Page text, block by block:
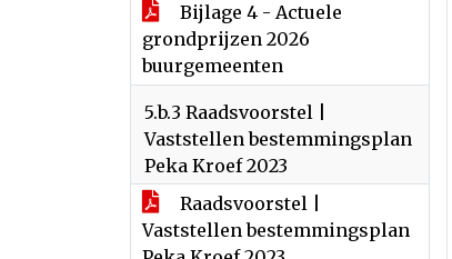
Bijlage 4 - Actuele
grondprijzen 2026
buurgemeenten
5.b.3 Raadsvoorstel |
Vaststellen bestemmingsplan
Peka Kroef 2023
Raadsvoorstel |
Vaststellen bestemmingsplan